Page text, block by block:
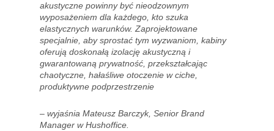
akustyczne powinny być nieodzownym
wyposażeniem dla każdego, kto szuka
elastycznych warunków. Zaprojektowane
specjalnie, aby sprostać tym wyzwaniom, kabiny
oferują doskonałą izolację akustyczną i
gwarantowaną prywatność, przekształcając
chaotyczne, hałaśliwe otoczenie w ciche,
produktywne podprzestrzenie
– wyjaśnia Mateusz Barczyk, Senior Brand
Manager w Hushoffice.